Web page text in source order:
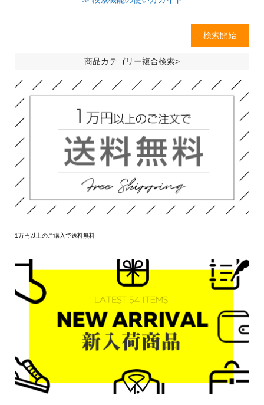
商品カテゴリー複合検索>
1万円以上のご購入で送料無料